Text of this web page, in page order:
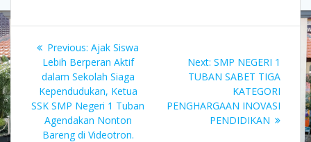
Navigasi
pos
Previous: Previous
post:
Ajak Siswa
Lebih Berperan Aktif
dalam Sekolah Siaga
Kependudukan, Ketua
SSK SMP Negeri 1 Tuban
Agendakan Nonton
Bareng di Videotron.
Next: Next
post:
SMP NEGERI 1
TUBAN SABET TIGA
KATEGORI
PENGHARGAAN INOVASI
PENDIDIKAN